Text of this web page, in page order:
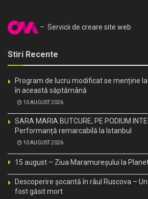
– Servicii de creare site web
Stiri Recente
Program de lucru modificat se menține
în această săptămână
10 AUGUST 2026
SARA MARIA BUTCURE, PE PODIUM
Performanță remarcabilă la Istanbul
10 AUGUST 2026
15 august – Ziua Maramureșului la
Descoperire șocantă în râul Ruscova –
fost găsit mort